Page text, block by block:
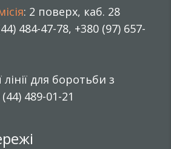
: 2 поверх, каб. 28
484-47-78, +380 (97) 657-
для боротьби з
489-01-21